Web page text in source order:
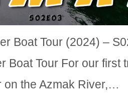
Boat Tour (2024) –
Boat Tour For our first
on the Azmak River,…